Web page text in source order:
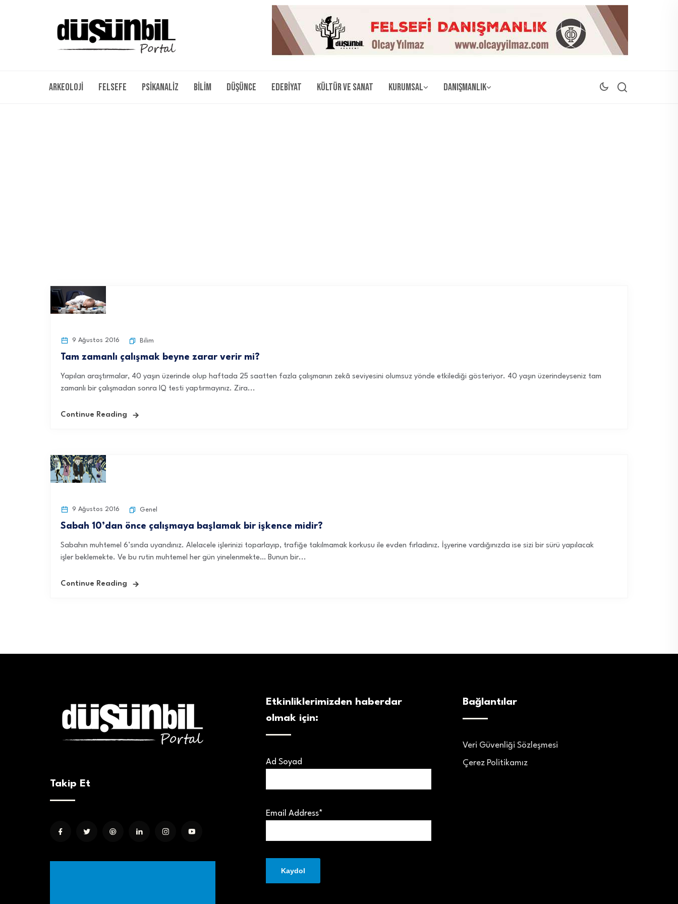
Arkeoloji Felsefe Psikanaliz Bilim Düşünce Edebiyat Kültür ve Sanat Kurumsal Danışmanlık
9 Ağustos 2016 Bilim
Tam zamanlı çalışmak beyne zarar verir mi?
Yapılan araştırmalar, 40 yaşın üzerinde olup haftada 25 saatten fazla çalışmanın zekâ seviyesini olumsuz yönde etkilediği gösteriyor. 40 yaşın üzerindeyseniz tam
zamanlı bir çalışmadan sonra IQ testi yaptırmayınız. Zira...
Continue Reading
9 Ağustos 2016 Genel
Sabah 10’dan önce çalışmaya başlamak bir işkence midir?
Sabahın muhtemel 6’sında uyandınız. Alelacele işlerinizi toparlayıp, trafiğe takılmamak korkusu ile evden fırladınız. İşyerine vardığınızda ise sizi bir sürü yapılacak
işler beklemekte. Ve bu rutin muhtemel her gün yinelenmekte… Bunun bir...
Continue Reading
Takip Et
Etkinliklerimizden haberdar
olmak için:
Ad Soyad
Email Address*
Bağlantılar
Veri Güvenliği Sözleşmesi
Çerez Politikamız